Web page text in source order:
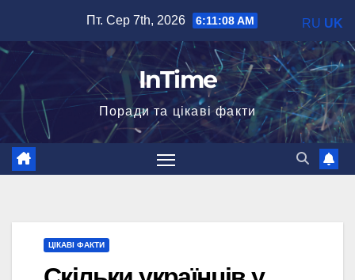
вмісту
Пт. Сер 7th, 2026 6:11:10 AM
InTime
Поради та цікаві факти
ЦІКАВІ ФАКТИ
RU UK